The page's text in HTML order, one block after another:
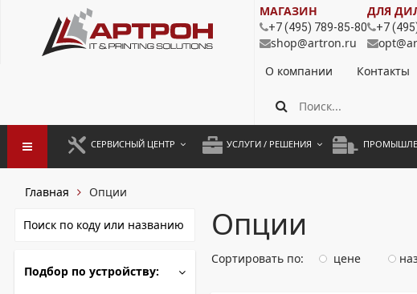
МАГАЗИН
+7 (495) 789-85-80
shop@artron.ru
ДЛЯ
+7
О компании
Контакты
СЕРВИСНЫЙ ЦЕНТР
РЕГЛАМЕНТНЫЕ РАБОТЫ
УСЛУГИ / РЕШЕНИЯ
ПОКОПИЙНАЯ ПЕЧАТЬ
КОНТРОЛЬ ПЕЧАТИ
Главная Опции
Подбор по устройству:
Опции
Сортировать по: цене